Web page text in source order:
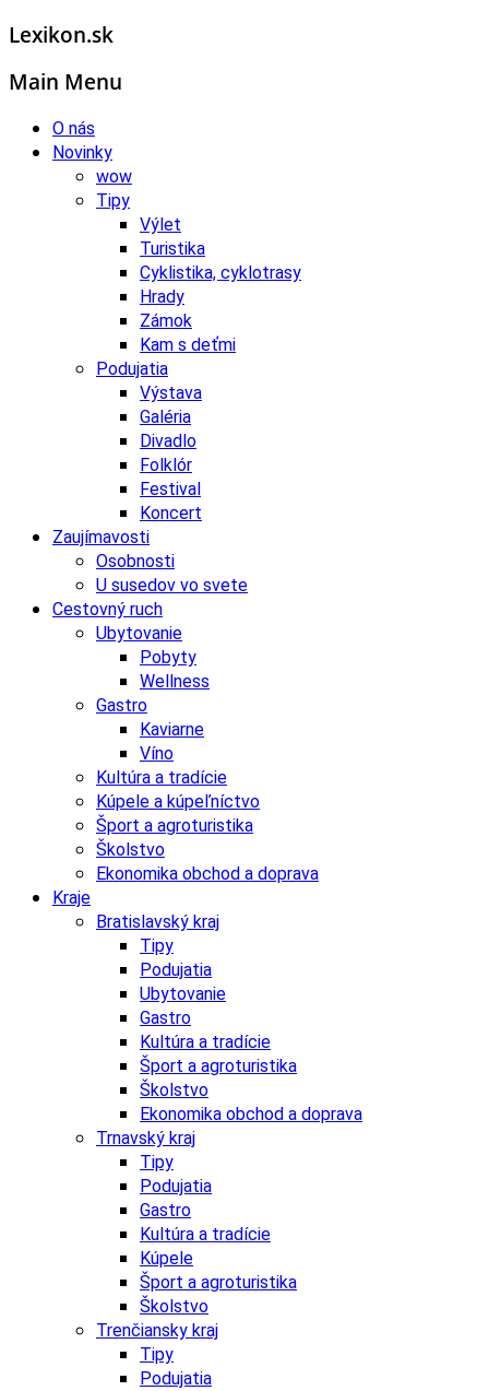
Lexikon.sk
Main Menu
O nás
Novinky
wow
Tipy
Výlet
Turistika
Cyklistika, cyklotrasy
Hrady
Zámok
Kam s deťmi
Podujatia
Výstava
Galéria
Divadlo
Folklór
Festival
Koncert
Zaujímavosti
Osobnosti
U susedov vo svete
Cestovný ruch
Ubytovanie
Pobyty
Wellness
Gastro
Kaviarne
Víno
Kultúra a tradície
Kúpele a kúpeľníctvo
Šport a agroturistika
Školstvo
Ekonomika obchod a doprava
Kraje
Bratislavský kraj
Tipy
Podujatia
Ubytovanie
Gastro
Kultúra a tradície
Šport a agroturistika
Školstvo
Ekonomika obchod a doprava
Trnavský kraj
Tipy
Podujatia
Gastro
Kultúra a tradície
Kúpele
Šport a agroturistika
Školstvo
Trenčiansky kraj
Tipy
Podujatia